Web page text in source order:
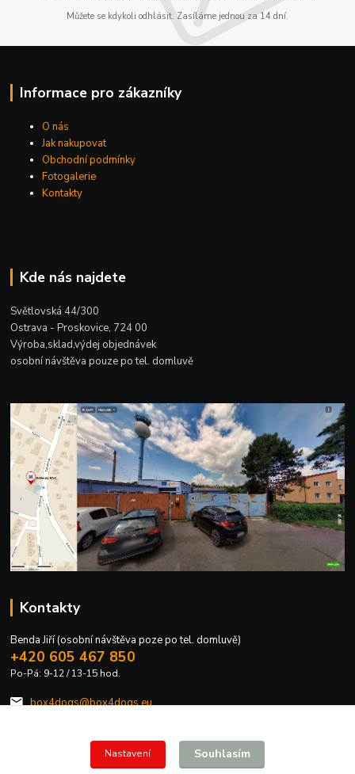
Můžete se kdykoli odhlásit. Zasíláme jednou za 14 dní.
Informace pro zákazníky
O nás
Jak nakupovat
Obchodní podmínky
Fotogalerie
Kontakty
Kde nás najdete
Světlovská 44/300
Ostrava - Proskovice, 724 00
Výroba,sklad,výdej objednávek
osobní návštěva pouze po tel. domluvě
Kontakty
Benda Jiří (osobní návštěva poze po tel. domluvě)
+420 605 467 850
Po-Pá: 9-12 / 13-15 hod.
box4dogs@box4dogs.eu
Nastavení Souhlasím